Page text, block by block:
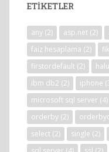
ETIKETLER
any (2) asp.net (2)
faiz hesaplama (2)
firstordefault (2)
ibm db2 (2) iphone
microsoft sql server (4)
orderby (2)
select (2) single (2)